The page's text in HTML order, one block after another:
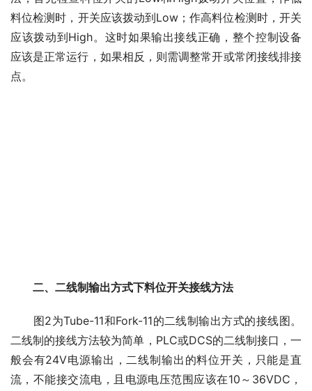
料位检测时，开关应该拨动到Low；作高料位检测时，开关
应该拨动到High。这时如果输出接线正确，整个控制设备
应该是正常运行，如果相反，则需调整常开或常闭接线排接
点。
二、二线制输出方式下料位开关接线方法
图2为Tube-11和Fork-11的二线制输出方式的接线图。
二线制的接线方法较为简单，PLC或DCS的二线制接口，一
般会有24V电源输出，二线制输出的料位开关，只能是直
流，不能接交流电，且电源电压范围应该在10～36VDC，